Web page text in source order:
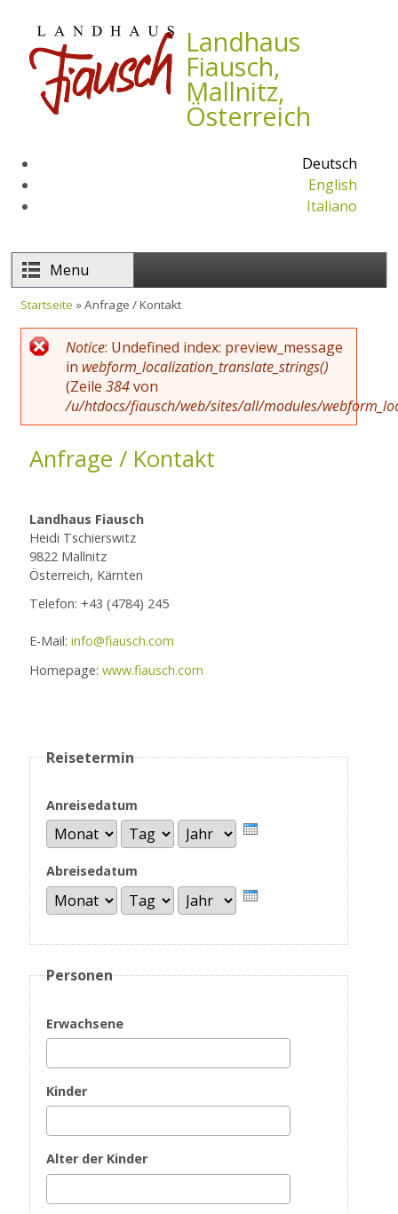
Direkt zum Inhalt Landhaus
Fiausch,
Mallnitz,
Österreich
Deutsch
English
Italiano
Menu
Startseite » Anfrage / Kontakt
Fehlermeldung
Notice: Undefined index: preview_message
in webform_localization_translate_strings()
(Zeile384von
/u/htdocs/fiausch/web/sites/all/modules/
Anfrage / Kontakt
Landhaus Fiausch
Heidi Tschierswitz
9822 Mallnitz
Österreich, Kärnten
Telefon: +43 (4784) 245
E-Mail:info@fiausch.com
Homepage:www.fiausch.com
Reisetermin
Anreisedatum
Monat
Tag
Jahr
Abreisedatum
Monat
Tag Jahr
Personen
Erwachsene
Kinder
Alter der Kinder